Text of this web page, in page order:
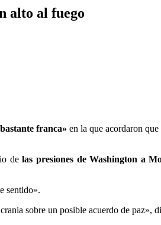
alto al fuego
franca» en la que acordaron
delas presiones de Washington a
sentido».
sobre un posible acuerdo de paz»,